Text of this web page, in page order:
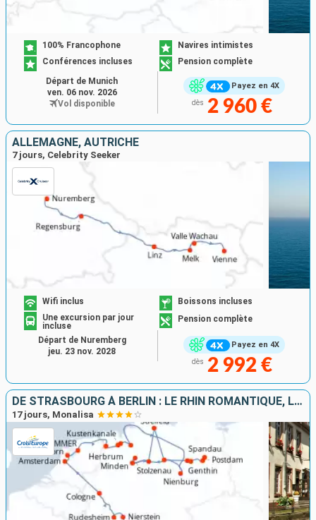
Payez en 4X
100% Francophone
Navires intimistes
Conférences incluses
Pension complète
dès 2 960 €
Départ de Munich
ven. 06 nov. 2026
Vol disponible
ALLEMAGNE, AUTRICHE
7 jours, Celebrity Seeker
Payez en 4X
Wifi inclus
Boissons incluses
Une excursion par jour
incluse
Pension complète
dès 2 992 €
Départ de Nuremberg
jeu. 23 nov. 2028
DE STRASBOURG À BERLIN : LE RHIN ROMANTIQUE, LA HOLLANDE ET L'ELBE EN CROISIÈRE
17 jours, Monalisa